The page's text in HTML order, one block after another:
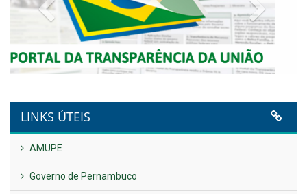
Publicado em: 9 de junho de 2026
Plano Diretor – 2026
Publicado em: 14 de maio de 2026
VER TODAS NOTÍCIAS
UTILIDADE PÚBLICA